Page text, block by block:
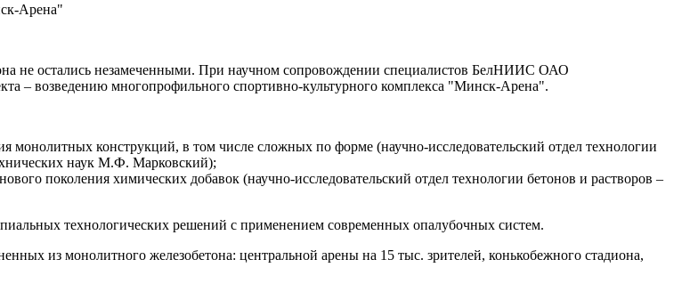
Арена"
не остались незамеченными. При научном сопровождении специалистов БелНИИС ОАО
– возведению многопрофильного спортивно-культурного комплекса "Минск-Арена".
монолитных конструкций, в том числе сложных по форме (научно-исследовательский отдел технологии
наук М.Ф. Марковский);
поколения химических добавок (научно-исследовательский отдел технологии бетонов и растворов –
технологических решений с применением современных опалубочных систем.
из монолитного железобетона: центральной арены на 15 тыс. зрителей, конькобежного стадиона,